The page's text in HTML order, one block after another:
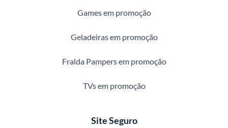
Games em promoção
Geladeiras em promoção
Fralda Pampers em promoção
TVs em promoção
Site Seguro